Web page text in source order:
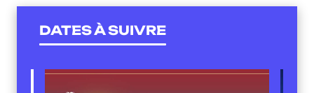
DATES À SUIVRE